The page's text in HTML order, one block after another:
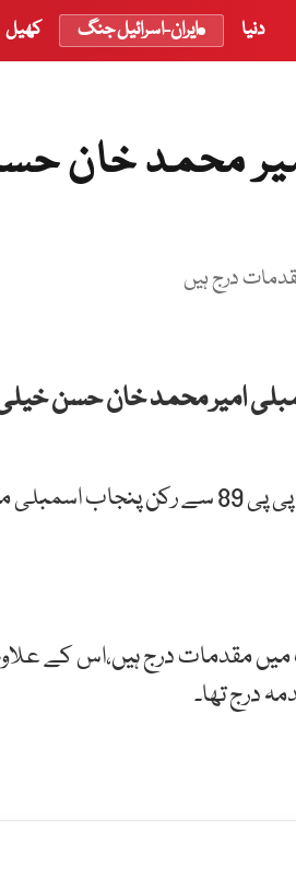
دنیا ایران-اسرائیل جنگ کھیل
محمد خان
درج ہیں
امیر محمد خان حسن خیلی
تفصیلات کے مطابق امیر محمد خان حسن خیلی حلقہ پی پی
میں مقدمات درج ہیں،اس کے
درج تھا۔